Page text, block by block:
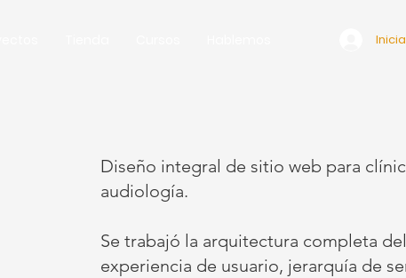
Diseño integral de sitio web para
audiología.
Se trabajó la arquitectura completa
experiencia de usuario, jerarquía de